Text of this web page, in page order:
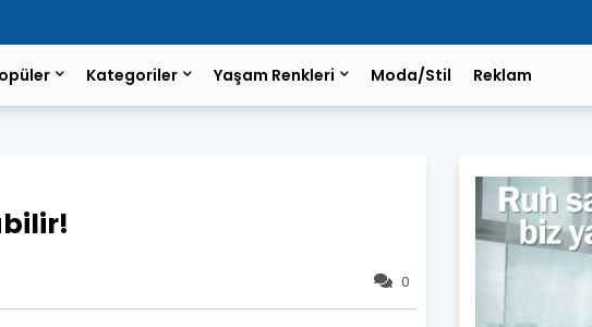
Kategoriler Yaşam Renkleri Moda/Stil Reklam
0